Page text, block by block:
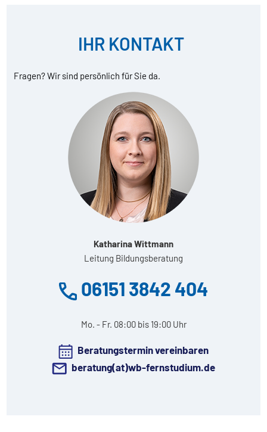
IHR KONTAKT
Fragen? Wir sind persönlich für Sie da.
Katharina Wittmann
Leitung Bildungsberatung
06151 3842 404
Mo. - Fr. 08:00 bis 19:00 Uhr
Beratungstermin vereinbaren
beratung(at)wb-fernstudium.de